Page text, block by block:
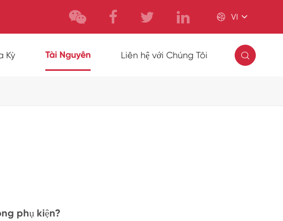
 VI
Kỳ Tài Nguyên Liên hệ với Chúng Tôi 
phụ kiện?